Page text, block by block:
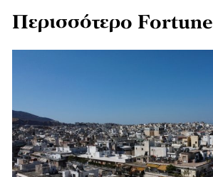
Περισσότερο Fortune